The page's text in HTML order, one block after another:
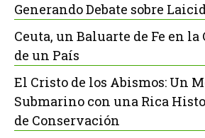
Generando Debate sobre
Ceuta, un Baluarte de Fe en
de un País
El Cristo de los Abismos: Un
Submarino con una Rica
de Conservación